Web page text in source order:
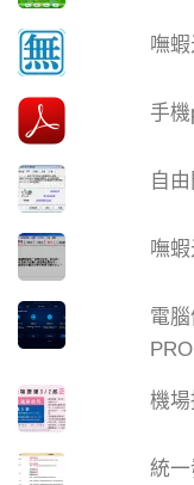
嘸
手
自
嘸
電
機
統